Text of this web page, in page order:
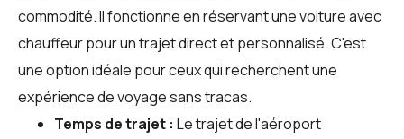
commodité. Il fonctionne en réservant une voiture avec
chauffeur pour un trajet direct et personnalisé. C'est
une option idéale pour ceux qui recherchent une
expérience de voyage sans tracas.
Temps de trajet : Le trajet de l'aéroport